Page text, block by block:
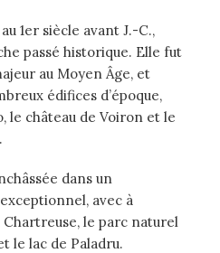
1er siècle avant J.-C.,
passé historique. Elle fut
au Moyen Âge, et
édifices d’époque,
le château de Voiron et le
dans un
avec à
le parc naturel
le lac de Paladru.